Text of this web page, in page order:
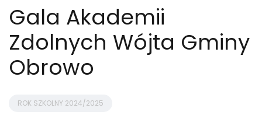
Gala Akademii
Zdolnych Wójta Gminy
Obrowo
ROK SZKOLNY 2024/2025